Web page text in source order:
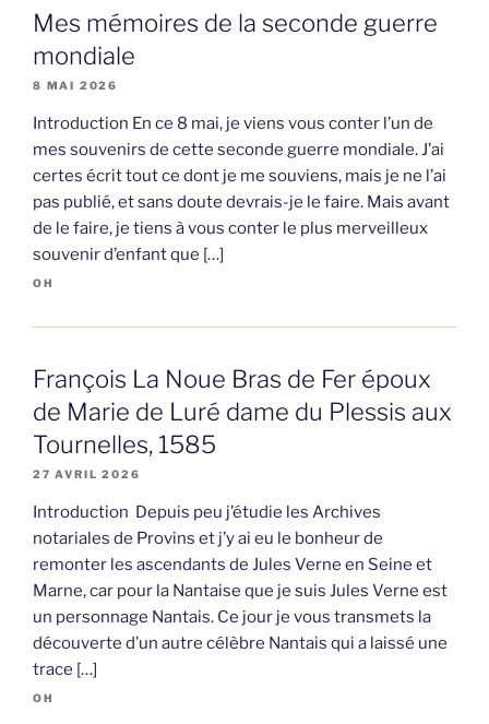
Mes mémoires de la seconde guerre
mondiale
8 MAI 2026
Introduction En ce 8 mai, je viens vous conter l’un de
mes souvenirs de cette seconde guerre mondiale. J’ai
certes écrit tout ce dont je me souviens, mais je ne l’ai
pas publié, et sans doute devrais-je le faire. Mais avant
de le faire, je tiens à vous conter le plus merveilleux
souvenir d’enfant que […]
OH
François La Noue Bras de Fer époux
de Marie de Luré dame du Plessis aux
Tournelles, 1585
27 AVRIL 2026
Introduction Depuis peu j’étudie les Archives
notariales de Provins et j’y ai eu le bonheur de
remonter les ascendants de Jules Verne en Seine et
Marne, car pour la Nantaise que je suis Jules Verne est
un personnage Nantais. Ce jour je vous transmets la
découverte d’un autre célèbre Nantais qui a laissé une
trace […]
OH